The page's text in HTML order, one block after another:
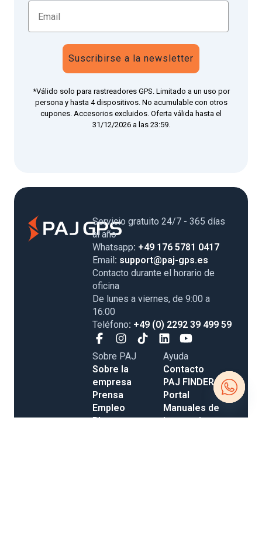
Suscribirse a la newsletter
*Válido solo para rastreadores GPS. Limitado a un uso por
persona y hasta 4 dispositivos. No acumulable con otros
cupones. Accesorios excluidos. Oferta válida hasta el
31/12/2026 a las 23:59.
Servicio gratuito 24/7 - 365 días
al año
Whatsapp: +49 176 5781 0417
Email : support@paj-gps.es
Contacto durante el horario de
oficina
De lunes a viernes, de 9:00 a
16:00
Teléfono: +49 (0) 2292 39 499 59
Sobre PAJ
Sobre la
empresa
Prensa
Empleo
Blog
Ayuda
Contacto
PAJ FINDER
Portal
Manuales de
instrucciones